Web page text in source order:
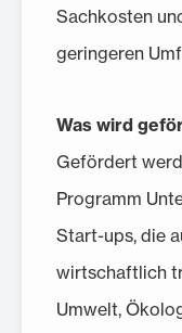
Sachkosten
geringeren
Was wird
Gefördert
Programm
Start-ups, die
wirtschaftlich
Umwelt,